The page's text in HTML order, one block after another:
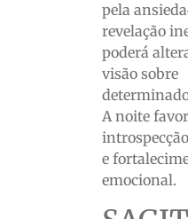
pela
revelação
poderá
visão sobre
A noite
e
emocional.